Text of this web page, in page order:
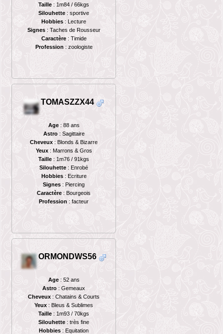
Taille : 1m84 / 66kgs
Silouhette : sportive
Hobbies : Lecture
Signes: Taches de Rousseur
Caractère: Timide
Profession : zoologiste
TOMASZZX44
Age: 88 ans
Astro: Sagittaire
Cheveux : Blonds & Bizarre
Yeux: Marrons & Gros
Taille : 1m76 / 91kgs
Silouhette : Enrobé
Hobbies: Ecriture
Signes : Piercing
Caractère : Bourgeois
Profession : facteur
ORMONDWS56
Age: 52 ans
Astro : Gemeaux
Cheveux : Chatains & Courts
Yeux : Bleus & Sublimes
Taille : 1m93 / 70kgs
Silouhette : très fine
Hobbies : Equitation